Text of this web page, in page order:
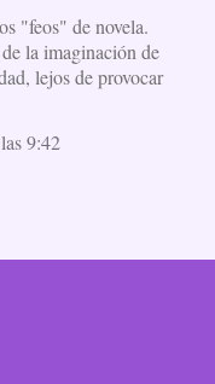
"feos" de novela.
la imaginación de
lejos de provocar
9:42